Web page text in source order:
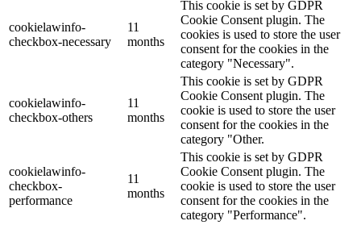
cookielawinfo-
checkbox-necessary
11
months
This cookie is set by GDPR
Cookie Consent plugin. The
cookies is used to store the user
consent for the cookies in the
category "Necessary".
cookielawinfo-
checkbox-others
11
months
This cookie is set by GDPR
Cookie Consent plugin. The
cookie is used to store the user
consent for the cookies in the
category "Other.
cookielawinfo-
checkbox-
performance
11
months
This cookie is set by GDPR
Cookie Consent plugin. The
cookie is used to store the user
consent for the cookies in the
category "Performance".